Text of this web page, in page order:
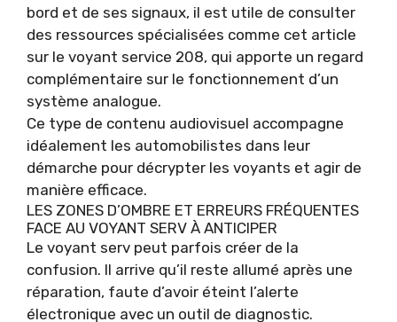
bord et de ses signaux, il est utile de consulter
des ressources spécialisées comme cet article
sur le voyant service 208, qui apporte un regard
complémentaire sur le fonctionnement d’un
système analogue.
Ce type de contenu audiovisuel accompagne
idéalement les automobilistes dans leur
démarche pour décrypter les voyants et agir de
manière efficace.
LES ZONES D’OMBRE ET ERREURS FRÉQUENTES
FACE AU VOYANT SERV À ANTICIPER
Le voyant serv peut parfois créer de la
confusion. Il arrive qu’il reste allumé après une
réparation, faute d’avoir éteint l’alerte
électronique avec un outil de diagnostic.